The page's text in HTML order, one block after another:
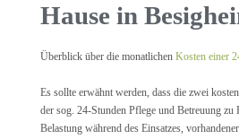
Hause in
Überblick über die monatlichen Kosten einer
Es sollte erwähnt werden, dass die zwei
der sog. 24-Stunden Pflege und Betreuung zu
Belastung während des Einsatzes,